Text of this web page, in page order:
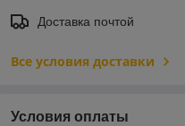
Доставка почтой
Все условия доставки
Условия оплаты